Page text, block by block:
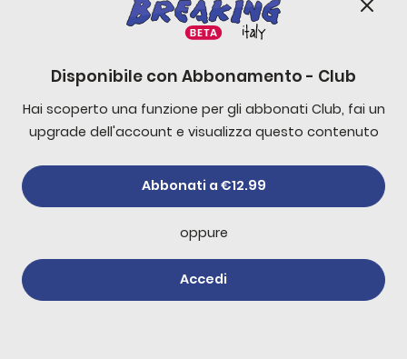
Ameno, dorime, nuovo scisma in Occidente
-10 s +30s
Disponibile con Abbonamento - Club
Hai scoperto una funzione per gli abbonati Club, fai un
upgrade dell'account e visualizza questo contenuto
Abbonati a €12.99
oppure
Accedi